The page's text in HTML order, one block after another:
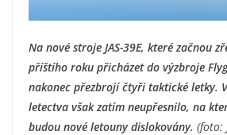
Na nové stroje JAS-39E, které začnou
příštího roku přicházet do výzbroje
nakonec přezbrojí čtyři taktické letky.
letectva však zatím neupřesnilo, na
budou nové letouny dislokovány. (foto: